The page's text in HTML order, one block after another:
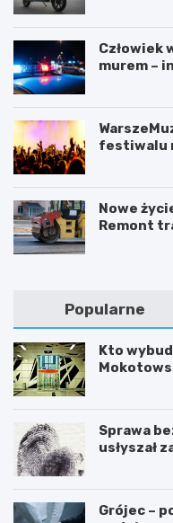
Człowiek
murem –
festiwalu
Nowe
Remont
Popularne
Kto
Sprawa
usłyszał
Grójec –